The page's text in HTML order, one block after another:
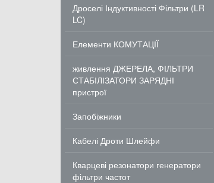
Дроселі Індуктивності Фільтри (LR
LC)
Елементи КОМУТАЦІЇ
живлення ДЖЕРЕЛА, ФІЛЬТРИ
СТАБІЛІЗАТОРИ ЗАРЯДНІ
пристрої
Запобіжники
Кабелі Дроти Шлейфи
Кварцеві резонатори генератори
фільтри частот